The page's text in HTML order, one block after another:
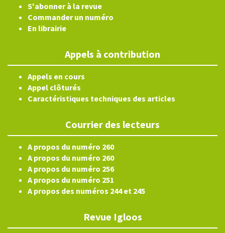
S'abonner à la revue
Commander un numéro
En librairie
Appels à contribution
Appels en cours
Appel clôturés
Caractéristiques techniques des articles
Courrier des lecteurs
A propos du numéro 260
A propos du numéro 260
A propos du numéro 256
A propos du numéro 251
A propos des numéros 244 et 245
Revue Igloos